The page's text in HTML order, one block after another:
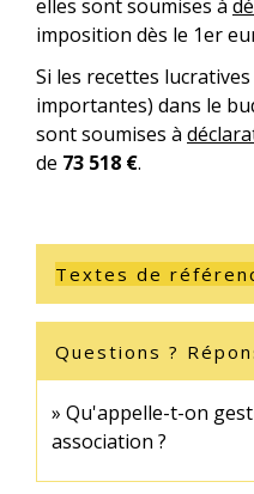
elles sont soumises à
imposition dès le 1er
Si les recettes
importantes) dans le
sont soumises à
de 73 518 €.
Textes de
Questions ?
Qu'appelle-t-on
association ?